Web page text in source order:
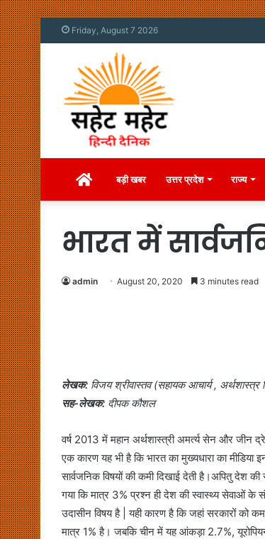
Friday, August 7 2026
Homeबड़ी खबर उत्तर प्रदेश राज्य
भारत में
admin August 20, 2020 3 minutes read
लेखक: विजय श्रीवास्तव (सहायक आचार्य , अर्थशास्त्र
सह-लेखक: दीपक कौशल
वर्ष 2013 में महान अर्थशास्त्री अमर्त्य सेन और जीन
एक कारण यह भी है कि भारत का मुख्यधारा का मीडिया
सार्वजनिक विषयों की कमी दिखाई देती है।अपितु देश
गया कि मात्र 3% प्रश्न ही देश की स्वास्थ्य सेवाओं के
उदासीन विषय है | यही कारण है कि जहां सरकारों को
मात्र 1% है। जबकि चीन में यह आंकड़ा 2.7%,